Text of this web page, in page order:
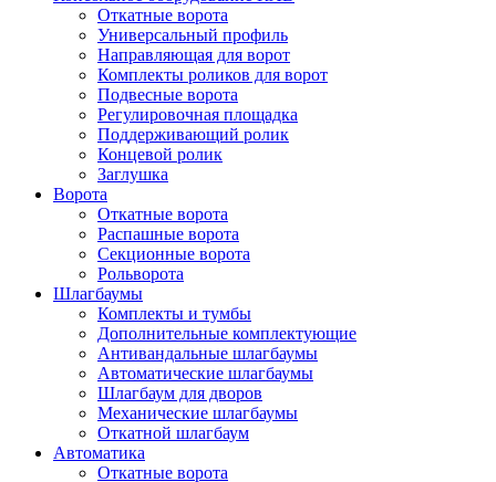
Откатные ворота
Универсальный профиль
Направляющая для ворот
Комплекты роликов для ворот
Подвесные ворота
Регулировочная площадка
Поддерживающий ролик
Концевой ролик
Заглушка
Ворота
Откатные ворота
Распашные ворота
Секционные ворота
Рольворота
Шлагбаумы
Комплекты и тумбы
Дополнительные комплектующие
Антивандальные шлагбаумы
Автоматические шлагбаумы
Шлагбаум для дворов
Механические шлагбаумы
Откатной шлагбаум
Автоматика
Откатные ворота